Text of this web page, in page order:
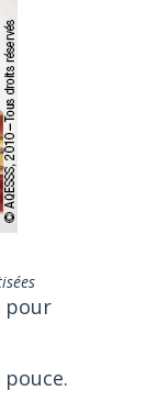
pour